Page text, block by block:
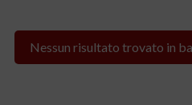
Nessun risultato trovato in